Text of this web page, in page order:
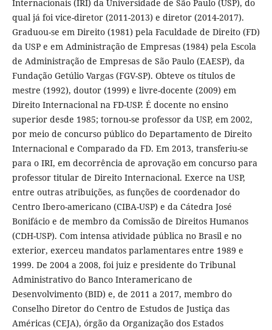
Internacionais (IRI) da Universidade de São Paulo (USP), do
qual já foi vice-diretor (2011-2013) e diretor (2014-2017).
Graduou-se em Direito (1981) pela Faculdade de Direito (FD)
da USP e em Administração de Empresas (1984) pela Escola
de Administração de Empresas de São Paulo (EAESP), da
Fundação Getúlio Vargas (FGV-SP). Obteve os títulos de
mestre (1992), doutor (1999) e livre-docente (2009) em
Direito Internacional na FD-USP. É docente no ensino
superior desde 1985; tornou-se professor da USP, em 2002,
por meio de concurso público do Departamento de Direito
Internacional e Comparado da FD. Em 2013, transferiu-se
para o IRI, em decorrência de aprovação em concurso para
professor titular de Direito Internacional. Exerce na USP,
entre outras atribuições, as funções de coordenador do
Centro Ibero-americano (CIBA-USP) e da Cátedra José
Bonifácio e de membro da Comissão de Direitos Humanos
(CDH-USP). Com intensa atividade pública no Brasil e no
exterior, exerceu mandatos parlamentares entre 1989 e
1999. De 2004 a 2008, foi juiz e presidente do Tribunal
Administrativo do Banco Interamericano de
Desenvolvimento (BID) e, de 2011 a 2017, membro do
Conselho Diretor do Centro de Estudos de Justiça das
Américas (CEJA), órgão da Organização dos Estados